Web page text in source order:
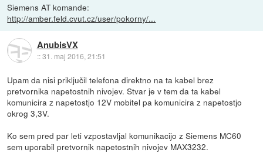
Siemens AT komande:
http://amber.feld.cvut.cz/user/pokorny/...
AnubisVX
::31. maj 2016, 21:51
Upam da nisi priključil telefona direktno na ta kabel brez
pretvornika napetostnih nivojev. Stvar je v tem da ta kabel
komunicira z napetostjo 12V mobitel pa komunicira z napetostjo
okrog 3,3V.
Ko sem pred par leti vzpostavljal komunikacijo z Siemens MC60
sem uporabil pretvornik napetostnih nivojev MAX3232.